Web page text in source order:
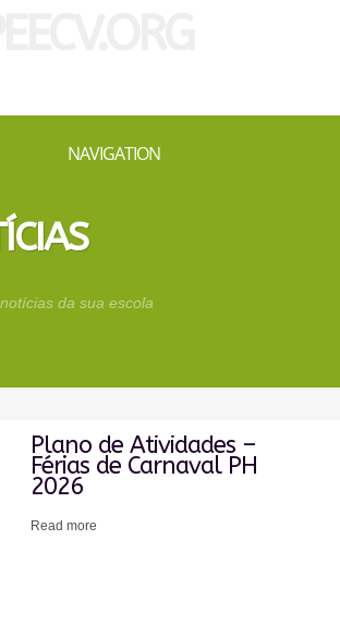
NAVIGATION
da sua escola
Plano de Atividades –
Férias de Carnaval PH
2026
Read more